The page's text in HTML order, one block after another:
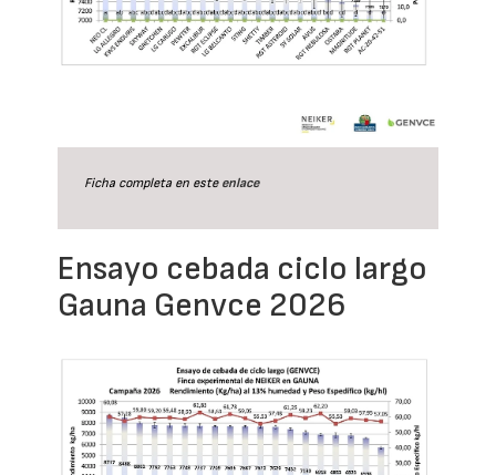
Ficha completa en este enlace
Ensayo cebada ciclo largo
Gauna Genvce 2026